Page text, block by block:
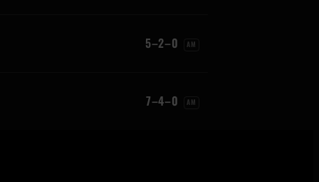
5–2–0 AM
7–4–0 AM